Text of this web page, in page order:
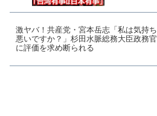
激ヤバ！共産党・宮本岳志「私は気持ち
悪いですか？」杉田水脈総務大臣政務官
に評価を求め断られる